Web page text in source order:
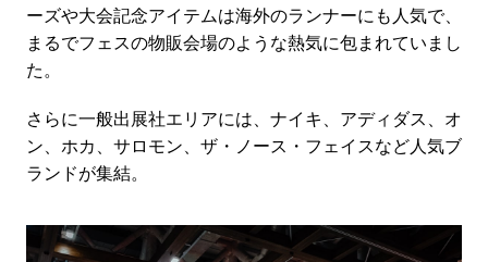
ーズや大会記念アイテムは海外のランナーにも人気で、
まるでフェスの物販会場のような熱気に包まれていまし
た。
さらに一般出展社エリアには、ナイキ、アディダス、オ
ン、ホカ、サロモン、ザ・ノース・フェイスなど人気ブ
ランドが集結。